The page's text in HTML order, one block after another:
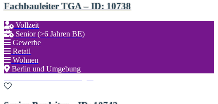
Fachbauleiter TGA – ID: 10738
Vollzeit
Senior (>6 Jahren BE)
Gewerbe
Retail
Wohnen
Berlin und Umgebung